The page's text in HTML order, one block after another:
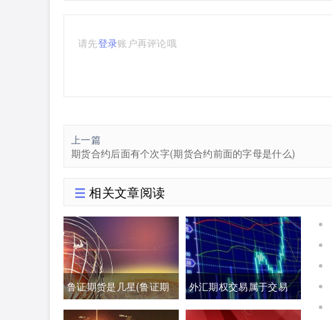
请先登录账户再评论哦
上一篇
期货合约后面有个次字(期货合约前面的字母是什么)
相关文章阅读
鲁证期货是几星(鲁证期
货最新消息)
外汇期权交易属于交易
性金融负债吗(外汇期权